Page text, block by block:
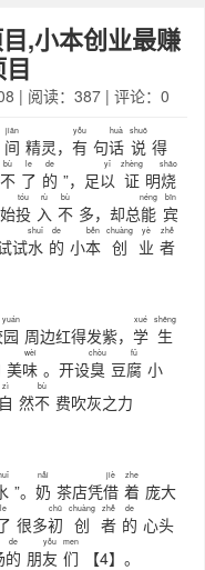
,小本创业最赚
| 阅读：387 | 评论：0
间
jiān
精灵， 有
yǒu
句话
huà
说
shuō
得
不
bù
了
le
的
de
”，足以
yǐ
证
zhèng
明烧
shāo
始投
tóu
入
rù
不
bù
多，却总能
néng
宾
bīn
试水
shuǐ
的
de
小本
běn
创
chuàng
业
yè
者
zhě
园
yuán
周边红得发紫， 学
xué
生
shēng
美味
wèi
。开设臭
chòu
豆腐
fǔ
小
自
zì
然不
bù
费吹灰之力
”。 奶
nǎi
茶店凭借
jiè
着
zhe
庞大
le
很多初
chū
创
chuàng
者
zhě
的
de
心头
的
de
朋友
yǒu
们
men
【4】。